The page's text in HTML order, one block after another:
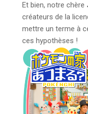
Et bien, notre chère
créateurs de la
mettre un terme à
ces hypothèses !